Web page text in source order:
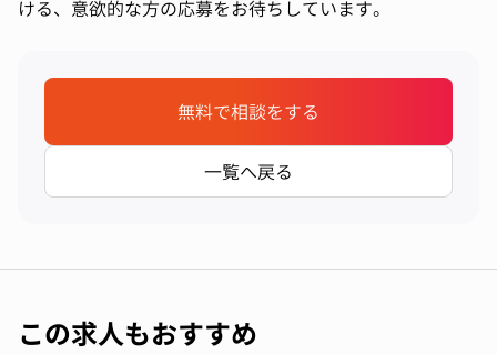
ける、意欲的な方の応募をお待ちしています。
無料で相談をする
一覧へ戻る
この求人もおすすめ